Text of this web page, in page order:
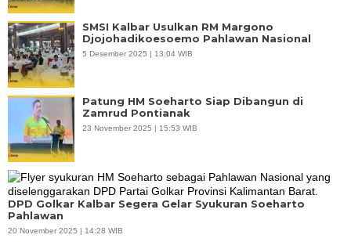
SMSI Kalbar Usulkan RM Margono
Djojohadikoesoemo Pahlawan Nasional
5 Desember 2025 | 13:04 WIB
Patung HM Soeharto Siap Dibangun di
Zamrud Pontianak
23 November 2025 | 15:53 WIB
DPD Golkar Kalbar Segera Gelar Syukuran Soeharto
Pahlawan
20 November 2025 | 14:28 WIB